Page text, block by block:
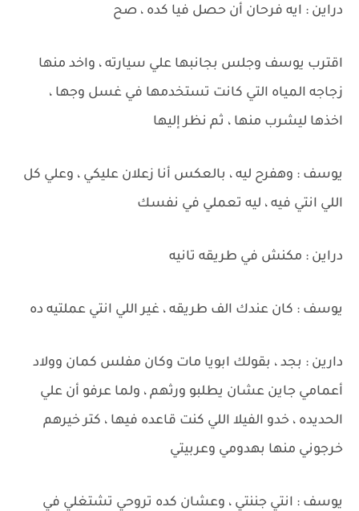
دراين : ايه فرحان أن حصل فيا كده ، صح
اقترب يوسف وجلس بجانبها علي سيارته ، واخد منها
زجاجه المياه التي كانت تستخدمها في غسل وجها ،
اخذها ليشرب منها ، ثم نظر إليها
يوسف : وهفرح ليه ، بالعكس أنا زعلان عليكي ، وعلي كل
اللي انتي فيه ، ليه تعملي في نفسك
دراين : مكنش في طريقه تانيه
يوسف : كان عندك الف طريقه ، غير اللي انتي عملتيه ده
دارين : بجد ، بقولك ابويا مات وكان مفلس كمان وولاد
أعمامي جاين عشان يطلبو ورثهم ، ولما عرفو أن علي
الحديده ، خدو الفيلا اللي كنت قاعده فيها ، كتر خيرهم
خرجوني منها بهدومي وعربيتي
يوسف : انتي جننتي ، وعشان كده تروحي تشتغلي في